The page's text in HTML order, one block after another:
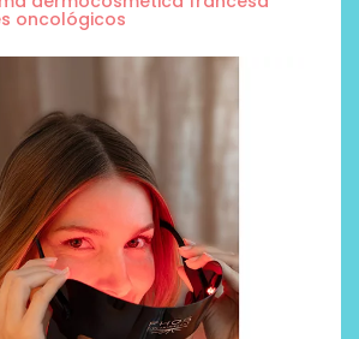
oncológicos